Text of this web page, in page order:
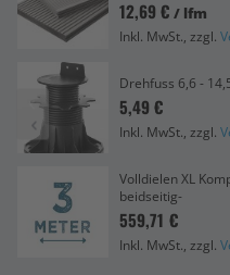
12,69 € / lfm
Inkl. MwSt., zzgl.
Drehfuss 6,6 -
5,49 €
Inkl. MwSt., zzgl.
Volldielen XL
beidseitig-
559,71 €
Inkl. MwSt., zzgl.